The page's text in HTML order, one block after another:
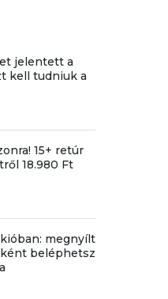
jelentett a
kell tudniuk a
15+ retúr
18.980 Ft
megnyílt
beléphetsz